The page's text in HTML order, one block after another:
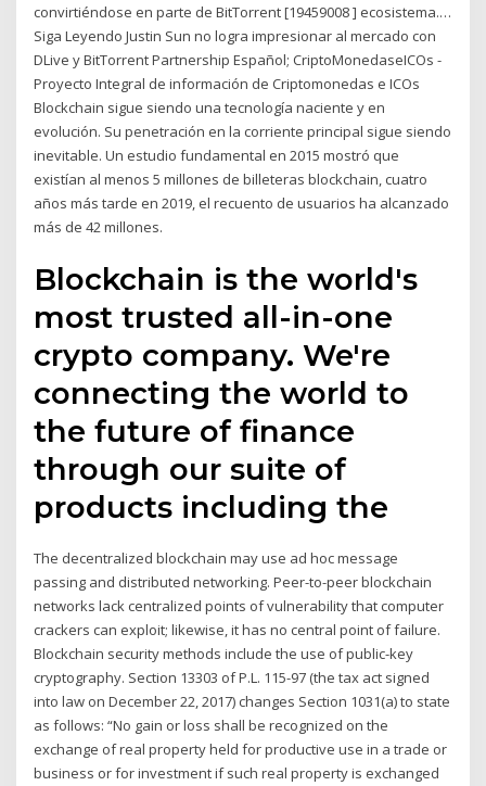
convirtiéndose en parte de BitTorrent [19459008 ] ecosistema.…
Siga Leyendo Justin Sun no logra impresionar al mercado con
DLive y BitTorrent Partnership Español; CriptoMonedaseICOs -
Proyecto Integral de información de Criptomonedas e ICOs
Blockchain sigue siendo una tecnología naciente y en
evolución. Su penetración en la corriente principal sigue siendo
inevitable. Un estudio fundamental en 2015 mostró que
existían al menos 5 millones de billeteras blockchain, cuatro
años más tarde en 2019, el recuento de usuarios ha alcanzado
más de 42 millones.
Blockchain is the world's
most trusted all-in-one
crypto company. We're
connecting the world to
the future of finance
through our suite of
products including the
The decentralized blockchain may use ad hoc message
passing and distributed networking. Peer-to-peer blockchain
networks lack centralized points of vulnerability that computer
crackers can exploit; likewise, it has no central point of failure.
Blockchain security methods include the use of public-key
cryptography. Section 13303 of P.L. 115-97 (the tax act signed
into law on December 22, 2017) changes Section 1031(a) to state
as follows: “No gain or loss shall be recognized on the
exchange of real property held for productive use in a trade or
business or for investment if such real property is exchanged